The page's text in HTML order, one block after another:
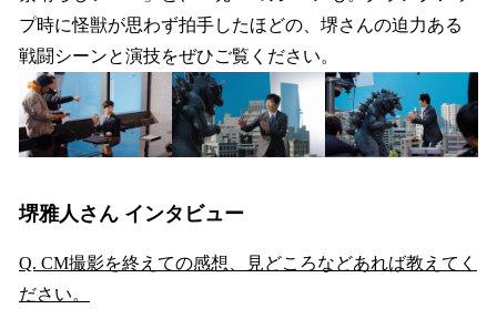
プ時に怪獣が思わず拍手したほどの、堺さんの迫力ある
戦闘シーンと演技をぜひご覧ください。
堺雅人さん インタビュー
Q. CM撮影を終えての感想、見どころなどあれば教えてく
ださい。